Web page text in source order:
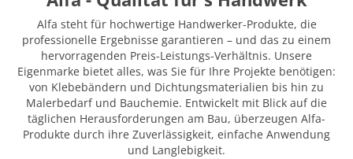
Alfa steht für hochwertige Handwerker-Produkte, die
professionelle Ergebnisse garantieren – und das zu einem
hervorragenden Preis-Leistungs-Verhältnis. Unsere
Eigenmarke bietet alles, was Sie für Ihre Projekte benötigen:
von Klebebändern und Dichtungsmaterialien bis hin zu
Malerbedarf und Bauchemie. Entwickelt mit Blick auf die
täglichen Herausforderungen am Bau, überzeugen Alfa-
Produkte durch ihre Zuverlässigkeit, einfache Anwendung
und Langlebigkeit.